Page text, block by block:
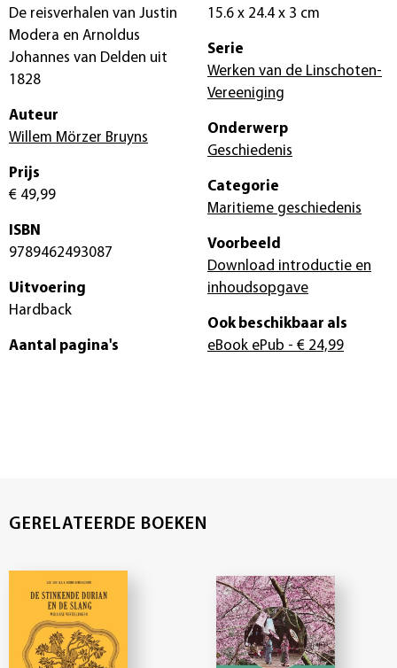
De reisverhalen van Justin
Modera en Arnoldus
Johannes van Delden uit
1828
Auteur
Willem Mörzer Bruyns
Prijs
€ 49,99
ISBN
9789462493087
Uitvoering
Hardback
Aantal pagina's
15.6 x 24.4 x 3 cm
Serie
Werken van de Linschoten-
Vereeniging
Onderwerp
Geschiedenis
Categorie
Maritieme geschiedenis
Voorbeeld
Download introductie en
inhoudsopgave
Ook beschikbaar als
eBook ePub - € 24,99
GERELATEERDE BOEKEN